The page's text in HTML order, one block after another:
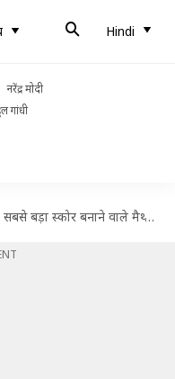
Hindi
नरेंद्र मोदी
गांधी
बनाने वाले मैथ्यू ब्रीट्जके कौन हैं? जानिए उनका सफर